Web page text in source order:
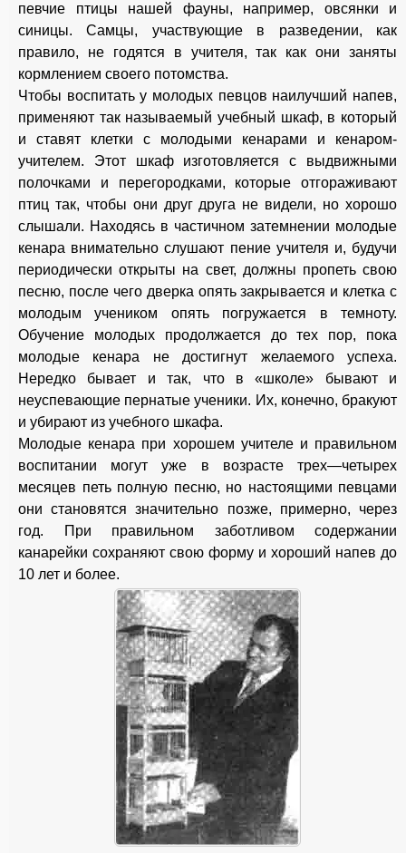
певчие птицы нашей фауны, например, овсянки и
синицы. Самцы, участвующие в разведении, как
правило, не годятся в учителя, так как они заняты
кормлением своего потомства.
Чтобы воспитать у молодых певцов наилучший напев,
применяют так называемый учебный шкаф, в который
и ставят клетки с молодыми кенарами и кенаром-
учителем. Этот шкаф изготовляется с выдвижными
полочками и перегородками, которые отгораживают
птиц так, чтобы они друг друга не видели, но хорошо
слышали. Находясь в частичном затемнении молодые
кенара внимательно слушают пение учителя и, будучи
периодически открыты на свет, должны пропеть свою
песню, после чего дверка опять закрывается и клетка с
молодым учеником опять погружается в темноту.
Обучение молодых продолжается до тех пор, пока
молодые кенара не достигнут желаемого успеха.
Нередко бывает и так, что в «школе» бывают и
неуспевающие пернатые ученики. Их, конечно, бракуют
и убирают из учебного шкафа.
Молодые кенара при хорошем учителе и правильном
воспитании могут уже в возрасте трех—четырех
месяцев петь полную песню, но настоящими певцами
они становятся значительно позже, примерно, через
год. При правильном заботливом содержании
канарейки сохраняют свою форму и хороший напев до
10 лет и более.